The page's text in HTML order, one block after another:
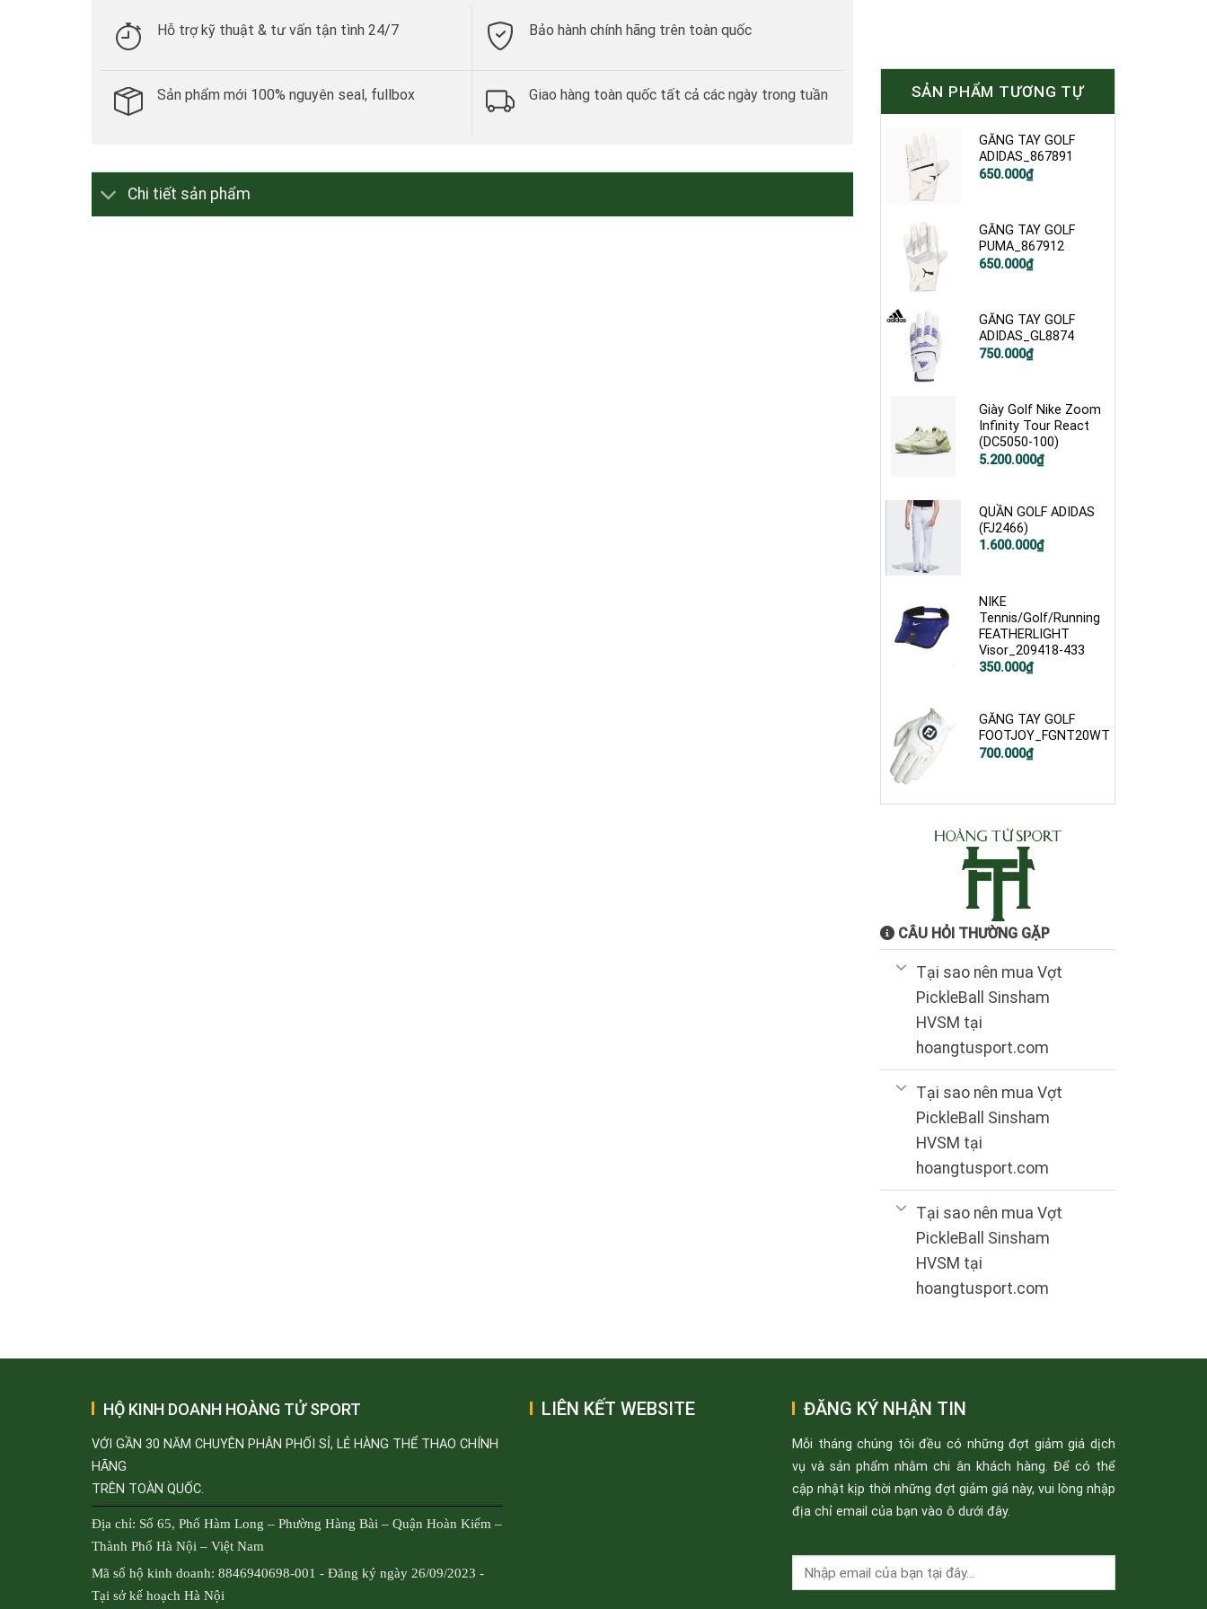
Hỗ trợ kỹ thuật & tư vấn tận tình 24/7 Bảo hành chính hãng trên toàn quốc
Sản phẩm mới 100% nguyên seal, fullbox Giao hàng toàn quốc tất cả các ngày trong tuần
Chi tiết sản phẩm
SẢN PHẨM TƯƠNG TỰ
GĂNG TAY GOLF
ADIDAS_867891
650.000₫
GĂNG TAY GOLF
PUMA_867912
650.000₫
GĂNG TAY GOLF
ADIDAS_GL8874
750.000₫
Giày Golf Nike Zoom
Infinity Tour React
(DC5050-100)
Giá
5.200.000₫
Giá
5.200.000₫.
QUẦN GOLF ADIDAS
(FJ2466)
1.600.000₫
NIKE
Tennis/Golf/Running
FEATHERLIGHT
Visor_209418-433
Giá
350.000₫
Giá
350.000₫.
GĂNG TAY GOLF
FOOTJOY_FGNT20WT
700.000₫
CÂU HỎI THƯỜNG GẶP
Tại sao nên mua Vợt
PickleBall Sinsham
HVSM tại
hoangtusport.com
Tại sao nên mua Vợt
PickleBall Sinsham
HVSM tại
hoangtusport.com
Tại sao nên mua Vợt
PickleBall Sinsham
HVSM tại
hoangtusport.com
HỘ KINH DOANH HOÀNG TỬ SPORT
VỚI GẦN 30 NĂM CHUYÊN PHÂN PHỐI SỈ, LẺ HÀNG THỂ THAO CHÍNH
HÃNG
TRÊN TOÀN QUỐC.
Địa chỉ: Số 65, Phố Hàm Long – Phường Hàng Bài – Quận Hoàn Kiếm –
Thành Phố Hà Nội – Việt Nam
Mã số hộ kinh doanh: 8846940698-001 - Đăng ký ngày 26/09/2023 -
Tại sở kế hoạch Hà Nội
LIÊN KẾT WEBSITE ĐĂNG KÝ NHẬN TIN
Mỗi tháng chúng tôi đều có những đợt giảm giá dịch
vụ và sản phẩm nhằm chi ân khách hàng. Để có thể
cập nhật kịp thời những đợt giảm giá này, vui lòng nhập
địa chỉ email của bạn vào ô dưới đây.